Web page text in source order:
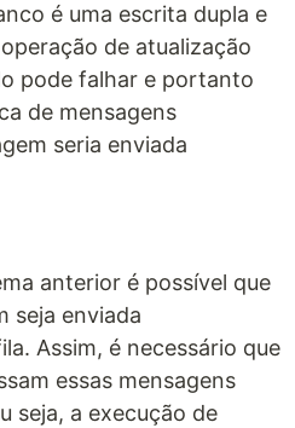
é uma escrita dupla e
de atualização
pode falhar e portanto
de mensagens
seria enviada
anterior é possível que
seja enviada
Assim, é necessário que
essas mensagens
seja, a execução de